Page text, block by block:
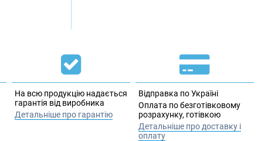
На всю продукцію надається
гарантія від виробника
Детальніше про гарантію
Відправка по Україні
Оплата по безготівковому
розрахунку, готівкою
Детальніше про доставку і
оплату